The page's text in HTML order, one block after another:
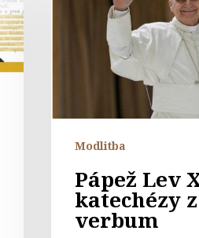
katechézy
Modlitba
Pápež Lev
katechézy
verbum